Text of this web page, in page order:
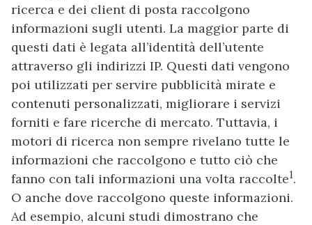
ricerca e dei client di posta raccolgono
informazioni sugli utenti. La maggior parte di
questi dati è legata all’identità dell’utente
attraverso gli indirizzi IP. Questi dati vengono
poi utilizzati per servire pubblicità mirate e
contenuti personalizzati, migliorare i servizi
forniti e fare ricerche di mercato. Tuttavia, i
motori di ricerca non sempre rivelano tutte le
informazioni che raccolgono e tutto ciò che
fanno con tali informazioni una volta raccolte1.
O anche dove raccolgono queste informazioni.
Ad esempio, alcuni studi dimostrano che